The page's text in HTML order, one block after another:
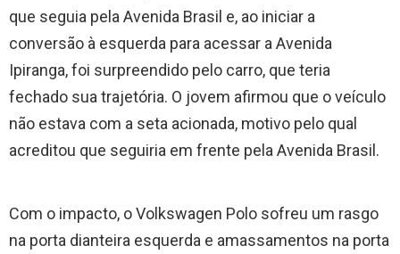
que seguia pela Avenida Brasil e, ao iniciar a
conversão à esquerda para acessar a Avenida
Ipiranga, foi surpreendido pelo carro, que teria
fechado sua trajetória. O jovem afirmou que o veículo
não estava com a seta acionada, motivo pelo qual
acreditou que seguiria em frente pela Avenida Brasil.
Com o impacto, o Volkswagen Polo sofreu um rasgo
na porta dianteira esquerda e amassamentos na porta